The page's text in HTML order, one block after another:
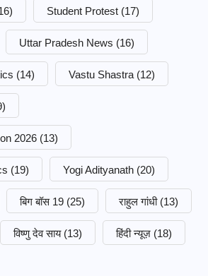
Student Protest (17)
Uttar Pradesh News (16)
(14) Vastu Shastra (12)
2026 (13)
(19) Yogi Adityanath (20)
बिग बॉस 19 (25) राहुल गांधी (13)
विष्णु देव साय (13) हिंदी न्यूज़ (18)